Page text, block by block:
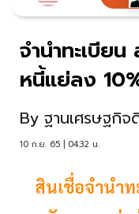
จำนำทะเบี
หนี้แย่ลง
By ฐานเศรษฐกิจ
10 ก.ย. 65 | 04:32 น.
สินเชื่อจำนำท